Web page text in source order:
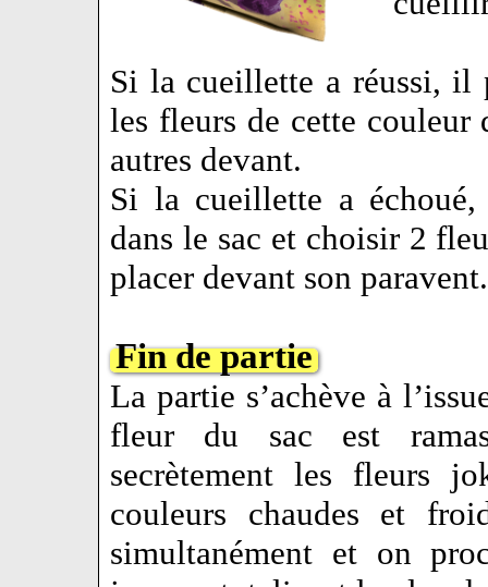
Si la cueillette a réussi, il
les fleurs de cette couleur
autres devant.
Si la cueillette a
dans le sac et choisir 2
placer devant son paravent.
Fin de partie
La partie s’achève à
fleur du sac est
secrètement les fleurs
couleurs chaudes et
simultanément et on